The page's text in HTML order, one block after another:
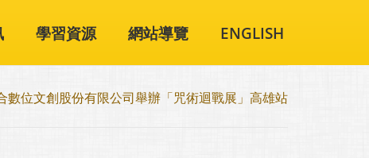
學習資源 網站導覽 ENGLISH
數位文創股份有限公司舉辦「咒術迴戰展」高雄站